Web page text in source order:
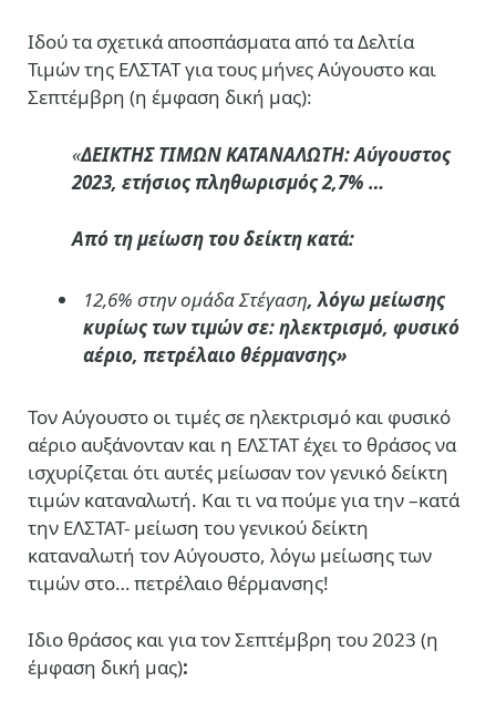
Ιδού τα σχετικά αποσπάσματα από τα Δελτία
Τιμών της ΕΛΣΤΑΤ για τους μήνες Αύγουστο και
Σεπτέμβρη (η έμφαση δική μας):
«ΔΕΙΚΤΗΣ ΤΙΜΩΝ ΚΑΤΑΝΑΛΩΤΗ: Αύγουστος
2023, ετήσιος πληθωρισμός 2,7% …
Από τη μείωση του δείκτη κατά:
12,6% στην ομάδα Στέγαση, λόγω μείωσης
κυρίως των τιμών σε:ηλεκτρισμό, φυσικό
αέριο, πετρέλαιο θέρμανσης»
Τον Αύγουστο οι τιμές σε ηλεκτρισμό και φυσικό
αέριο αυξάνονταν και η ΕΛΣΤΑΤ έχει το θράσος να
ισχυρίζεται ότι αυτές μείωσαν τον γενικό δείκτη
τιμών καταναλωτή. Και τι να πούμε για την –κατά
την ΕΛΣΤΑΤ- μείωση του γενικού δείκτη
καταναλωτή τον Αύγουστο, λόγω μείωσης των
τιμών στο… πετρέλαιο θέρμανσης!
Ιδιο θράσος και για τον Σεπτέμβρη του 2023 (η
έμφαση δική μας):